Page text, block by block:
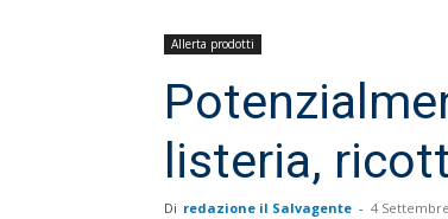
Allerta prodotti
listeria,
Di redazione il Salvagente - 4